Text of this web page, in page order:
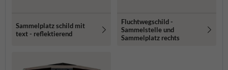
Sammelplatz schild mit
text - reflektierend
Fluchtwegschild -
Sammelstelle und
Sammelplatz rechts